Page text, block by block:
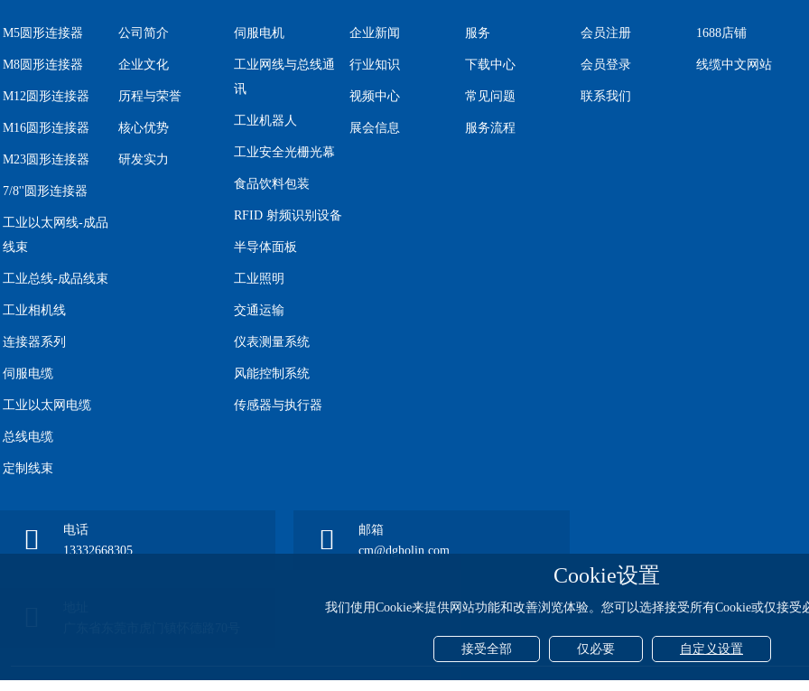
Cookie设置
我们使用Cookie来提供网站功能和改善浏览体验。您可以选择接受所有Cookie或仅接受
接受全部 仅必要 自定义设置
M5圆形连接器
M8圆形连接器
M12圆形连接器
M16圆形连接器
M23圆形连接器
7/8''圆形连接器
工业以太网线-成品
线束
工业总线-成品线束
工业相机线
连接器系列
伺服电缆
工业以太网电缆
总线电缆
定制线束
公司简介
企业文化
历程与荣誉
核心优势
研发实力
伺服电机
工业网线与总线通
讯
工业机器人
工业安全光栅光幕
食品饮料包装
RFID 射频识别设备
半导体面板
工业照明
交通运输
仪表测量系统
风能控制系统
传感器与执行器
企业新闻
行业知识
视频中心
展会信息
服务
下载中心
常见问题
服务流程
会员注册
会员登录
联系我们
1688店铺
线缆中文网站
电话
13332668305
邮箱
cm@dgholin.com